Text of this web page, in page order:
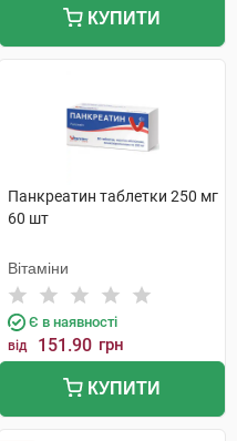
КУПИТИ
Панкреатин таблетки 250 мг
60 шт
Вітаміни
Є в наявності
від 151.90 грн
КУПИТИ